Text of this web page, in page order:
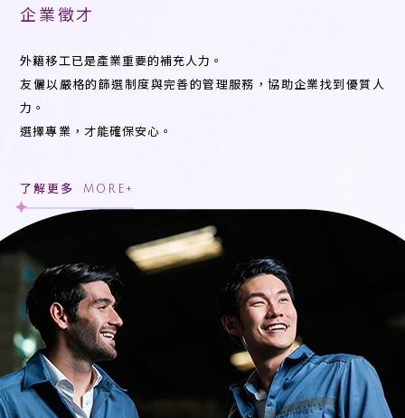
企業徵才
外籍移工已是產業重要的補充人力。
友儷以嚴格的篩選制度與完善的管理服務，協助企業找到優質人
力。
選擇專業，才能確保安心。
了解更多 MORE+